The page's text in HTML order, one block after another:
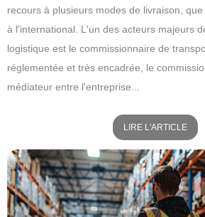
recours à plusieurs modes de livraison,
à l'international. L'un des acteurs majeurs
logistique est le commissionnaire de
réglementée et très encadrée, le
médiateur entre l'entreprise...
LIRE L'ARTICLE